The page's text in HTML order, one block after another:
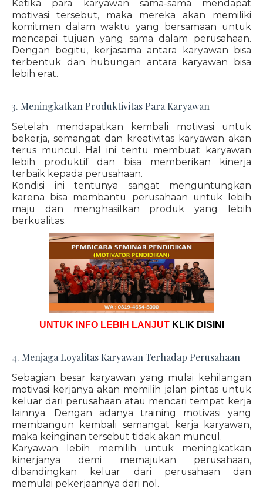
Ketika para karyawan sama-sama mendapat
motivasi tersebut, maka mereka akan memiliki
komitmen dalam waktu yang bersamaan untuk
mencapai tujuan yang sama dalam perusahaan.
Dengan begitu, kerjasama antara karyawan bisa
terbentuk dan hubungan antara karyawan bisa
lebih erat.
3. Meningkatkan Produktivitas Para Karyawan
Setelah mendapatkan kembali motivasi untuk
bekerja, semangat dan kreativitas karyawan akan
terus muncul. Hal ini tentu membuat karyawan
lebih produktif dan bisa memberikan kinerja
terbaik kepada perusahaan.
Kondisi ini tentunya sangat menguntungkan
karena bisa membantu perusahaan untuk lebih
maju dan menghasilkan produk yang lebih
berkualitas.
UNTUK INFO LEBIH LANJUT KLIK DISINI
4. Menjaga Loyalitas Karyawan Terhadap Perusahaan
Sebagian besar karyawan yang mulai kehilangan
motivasi kerjanya akan memilih jalan pintas untuk
keluar dari perusahaan atau mencari tempat kerja
lainnya. Dengan adanya training motivasi yang
membangun kembali semangat kerja karyawan,
maka keinginan tersebut tidak akan muncul.
Karyawan lebih memilih untuk meningkatkan
kinerjanya demi memajukan perusahaan,
dibandingkan keluar dari perusahaan dan
memulai pekerjaannya dari nol.